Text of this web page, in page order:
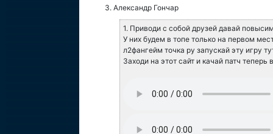
Александр Гончар
1. Приводи с собой друзей давай
У них будем в топе только на первом
л2фангейм точка ру запускай эту игру
Заходи на этот сайт и качай патч